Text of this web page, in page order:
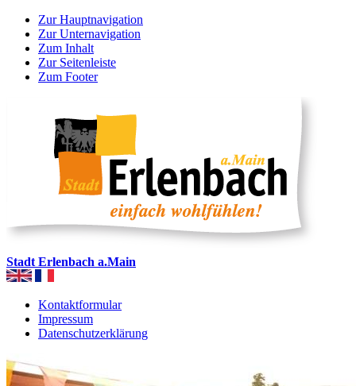
Zur Hauptnavigation
Zur Unternavigation
Zum Inhalt
Zur Seitenleiste
Zum Footer
Stadt Erlenbach a.Main
Kontaktformular
Impressum
Datenschutzerklärung